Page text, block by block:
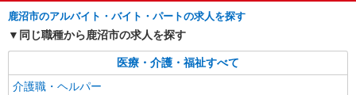
キープ
鹿沼市のアルバイト・バイト・パートの求人を探す
同じ職種から鹿沼市の求人を探す
医療・介護・福祉すべて
介護職・ヘルパー